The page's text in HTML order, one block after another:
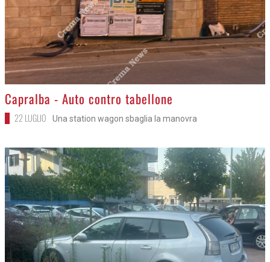
>
Capralba - Auto contro tabellone
22 LUGLIO Una station wagon sbaglia la manovra